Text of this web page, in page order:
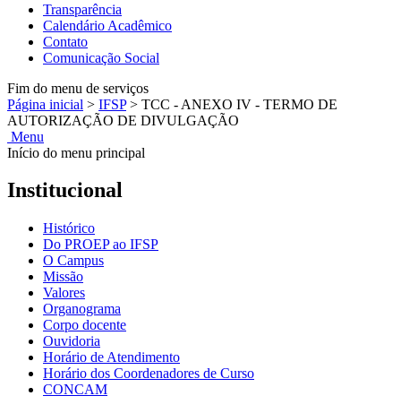
Transparência
Calendário Acadêmico
Contato
Comunicação Social
Fim do menu de serviços
Página inicial > IFSP > TCC - ANEXO IV - TERMO DE
AUTORIZAÇÃO DE DIVULGAÇÃO
Menu
Início do menu principal
Institucional
Histórico
Do PROEP ao IFSP
O Campus
Missão
Valores
Organograma
Corpo docente
Ouvidoria
Horário de Atendimento
Horário dos Coordenadores de Curso
CONCAM